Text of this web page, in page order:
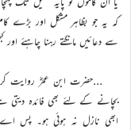
کہ یہ جو بظاہر مشکل اور بڑے
سے دعائیں مانگتے رہنا چاہئے اور
…حضرت ابن عمرؓ روایت
بچانے کے لئے بھی فائدہ دیتی
ابھی نازل نہ ہوئی ہو۔ پس اے